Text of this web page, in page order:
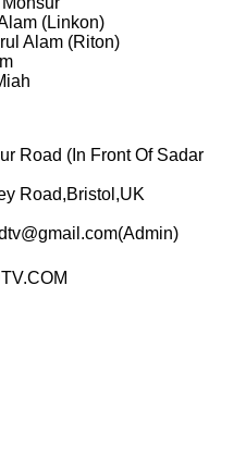
(Linkon)
Alam (Riton)
Road (In Front Of Sadar
Road,Bristol,UK